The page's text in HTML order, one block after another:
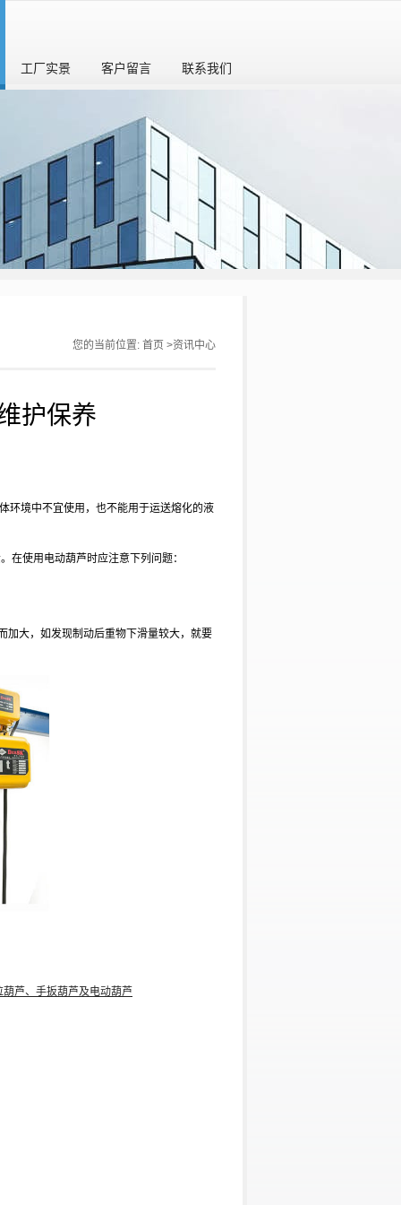
工厂实景 客户留言 联系我们
您的当前位置: 首页 >资讯中心
护保养
境中不宜使用，也不能用于运送熔化的液
使用电动葫芦时应注意下列问题：
大，如发现制动后重物下滑量较大，就要
芦、手扳葫芦及电动葫芦